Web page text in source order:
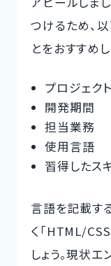
つけるため、
とをおすすめし
プロジェク
開発期間
担当業務
使用言語
習得したス
言語を記載す
く「HTML/
しょう。現状